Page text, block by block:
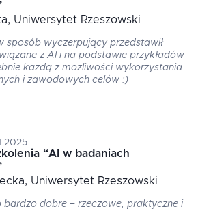
, Uniwersytet Rzeszowski
sposób wyczerpujący przedstawił
z AI i na podstawie przykładów
każdą z możliwości wykorzystania
i zawodowych celów :)
“AI w badaniach
, Uniwersytet Rzeszowski
bardzo dobre – rzeczowe, praktyczne i